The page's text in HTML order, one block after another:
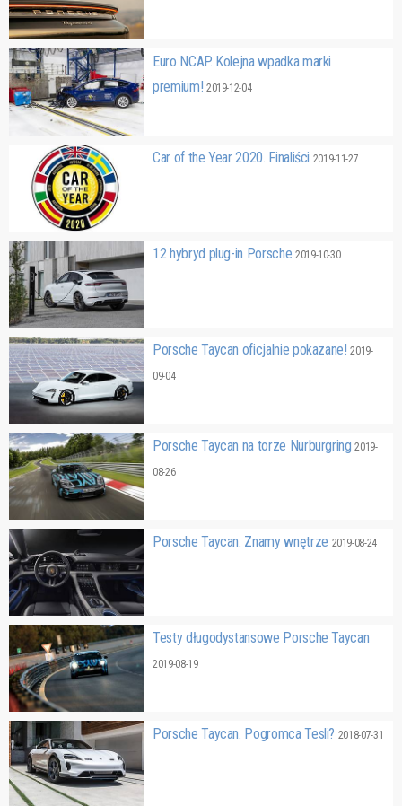
Euro NCAP. Kolejna wpadka marki
premium! 2019-12-04
Car of the Year 2020. Finaliści 2019-11-27
12 hybryd plug-in Porsche 2019-10-30
Porsche Taycan oficjalnie pokazane!2019-
09-04
Porsche Taycan na torze Nurburgring2019-
08-26
Porsche Taycan. Znamy wnętrze 2019-08-24
Testy długodystansowe Porsche Taycan
2019-08-19
Porsche Taycan. Pogromca Tesli? 2018-07-31